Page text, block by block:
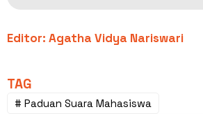
Editor: Agatha Vidya Nariswari
TAG
# Paduan Suara Mahasiswa